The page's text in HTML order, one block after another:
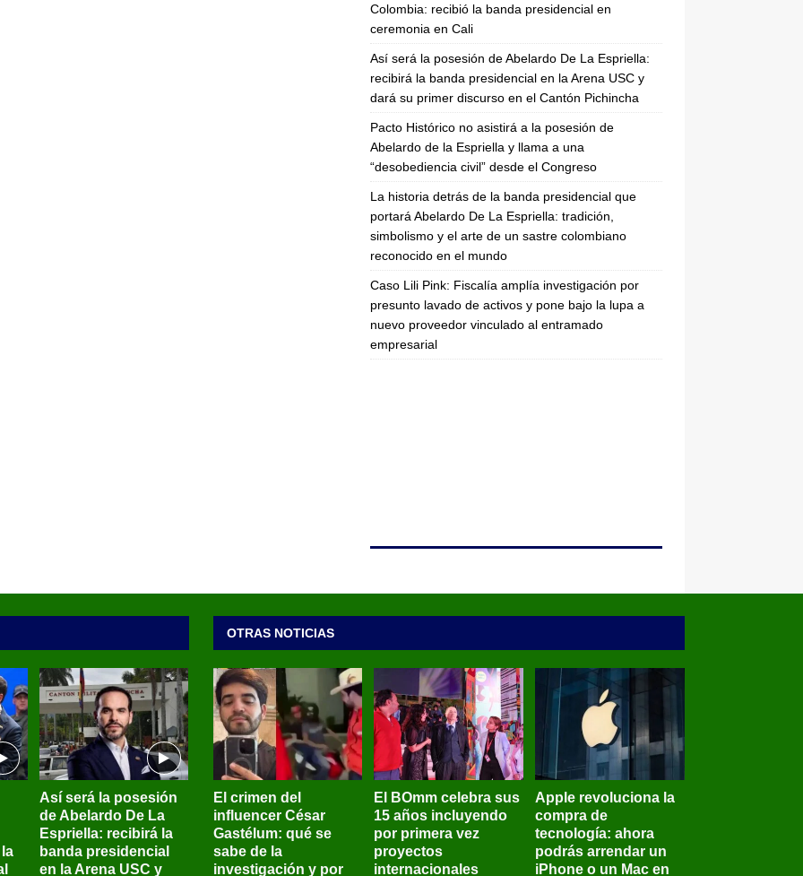
Colombia: recibió la banda presidencial en
ceremonia en Cali
Así será la posesión de Abelardo De La Espriella:
recibirá la banda presidencial en la Arena USC y
dará su primer discurso en el Cantón Pichincha
Pacto Histórico no asistirá a la posesión de
Abelardo de la Espriella y llama a una
“desobediencia civil” desde el Congreso
La historia detrás de la banda presidencial que
portará Abelardo De La Espriella: tradición,
simbolismo y el arte de un sastre colombiano
reconocido en el mundo
Caso Lili Pink: Fiscalía amplía investigación por
presunto lavado de activos y pone bajo la lupa a
nuevo proveedor vinculado al entramado
empresarial
Así será la posesión
de Abelardo De La
Espriella: recibirá la
banda presidencial
en la Arena USC y
OTRAS NOTICIAS
El crimen del
influencer César
Gastélum: qué se
sabe de la
investigación y por
El BOmm celebra sus
15 años incluyendo
por primera vez
proyectos
internacionales
Apple revoluciona la
compra de
tecnología: ahora
podrás arrendar un
iPhone o un Mac en